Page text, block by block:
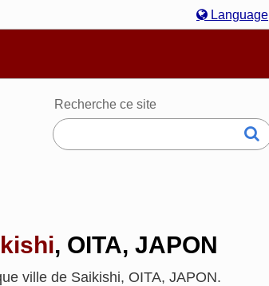
Language
Recherche ce site
, OITA, JAPON
ville de Saikishi, OITA, JAPON.